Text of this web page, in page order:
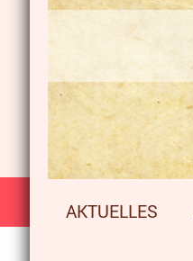
AKTUELLES